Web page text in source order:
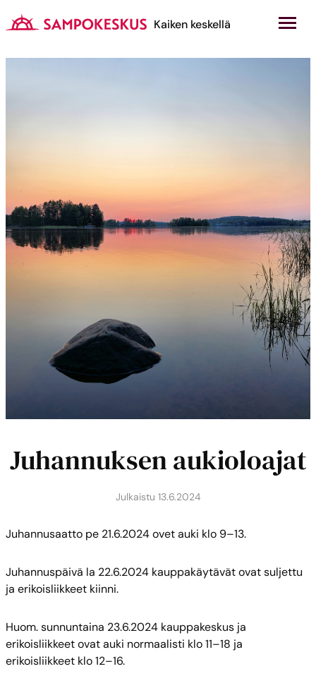
sisältöön
Kauppakeskus Sampokeskus
Kaiken keskellä
Juhannuksen aukioloajat
Julkaistu 13.6.2024
Juhannusaatto pe 21.6.2024 ovet auki klo 9–13.
Juhannuspäivä la 22.6.2024 kauppakäytävät ovat suljettu
ja erikoisliikkeet kiinni.
Huom. sunnuntaina 23.6.2024 kauppakeskus ja
erikoisliikkeet ovat auki normaalisti klo 11–18 ja
erikoisliikkeet klo 12–16.